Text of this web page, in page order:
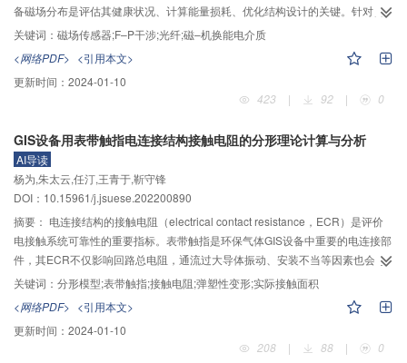
备磁场分布是评估其健康状况、计算能量损耗、优化结构设计的关键。针对目
前电工装备磁场的测量需求和环保型电力设备的监测瓶颈，本文设计了一种无
源全光纤磁场传感器。该传感器将磁–机换能电介质与法布里–珀罗（fabry–
pérot, F–P）光学干涉腔相耦合，实现了外磁场的高精度无源测量。首先，根据
F–P干涉原理设计了非本征型F–P干涉结构。其次，测试并分析了不同封装材料
对传感器磁传感特性的影响。随后，测试传感器在直流磁场下的传感性能，研
后，根据电力系统下交流磁场的测试需求，对传感器在交流磁场下的动态跟随
性能进行测试。结果表明：该传感器可实现交直流磁场的实时测量，测量范围
为0～120 mT，灵敏度为447 pm/mT，分辨率为17 μT。对50 Hz以下的交流磁
场具有良好的动态跟踪性能。证明了将其应用于新型电力系统无源磁场测量的
可行性。本文所提出的光纤磁场传感器具有测量范围广的优点，具有无源测量
特性，无需更换传感器电池，且无需感应取电，满足低碳电力系统的发展要
求。
关键词： 磁场传感器;F–P干涉;光纤;磁–机换能电介质
<网络PDF> <引用本文>
更新时间： 2024-01-10
423
| 92 | 0
GIS设备用表带触指电连接结构接触电阻的分形理论计算与分析
AI导读
杨为,朱太云,任汀,王青于,靳守锋
DOI：10.15961/j.jsuese.202200890
摘要： 电连接结构的接触电阻（electrical contact resistance，ECR）是评价
电接触系统可靠性的重要指标。表带触指是环保气体GIS设备中重要的电连接部
件，其ECR不仅影响回路总电阻，通流过大导体振动、安装不当等因素也会导
致电接触不良，引发触指局部过热，引起绝缘放电等故障，还会关系到环保气
体GIS设备的运行稳定性。为研究触指ECR的产生机理和变化规律，采用
MATLAB和激光共聚焦显微镜捕捉接触区域灰度图像，获得触指接触区域的名
义接触面积Aa和分形维数D；运用分形理论模型，数值计算了表带触指电连接
结构的ECR，并通过ECR试验测量，验证了应用分形理论模型解析计算表带触
关键词： 分形模型;表带触指;接触电阻;弹塑性变形;实际接触面积
<网络PDF> <引用本文>
更新时间： 2024-01-10
208
| 88 | 0